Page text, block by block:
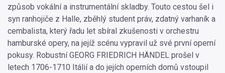
způsob vokální a instrumentální skladby. Touto cestou šel i
syn ranhojiče z Halle, zběhlý student práv, zdatný varhaník a
cembalista, který řadu let sbíral zkušenosti v orchestru
hamburské opery, na jejíž scénu vypravil už své první operní
pokusy. Robustní GEORG FRIEDRICH HÄNDEL prošel v
letech 1706-1710 Itálií a do jejích operních domů vstoupil